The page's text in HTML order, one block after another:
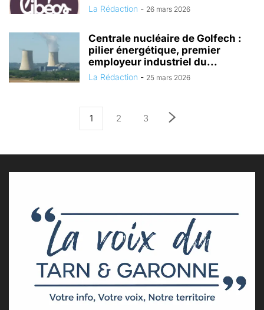
La Rédaction - 26 mars 2026
Centrale nucléaire de Golfech :
pilier énergétique, premier
employeur industriel du...
La Rédaction - 25 mars 2026
1 2 3